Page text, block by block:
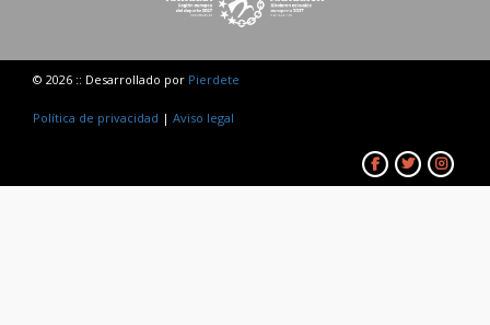
© 2026 :: Desarrollado por Pierdete
Política de privacidad | Aviso legal